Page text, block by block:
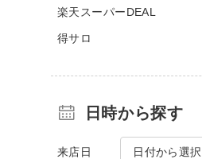
楽天スーパーDEAL
得サロ
日時から探す
来店日 日付から選択